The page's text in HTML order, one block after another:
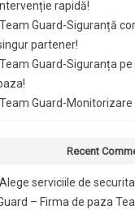
rapidă!
Team Guard-Siguranță
partener!
Team Guard-Siguranța
Team Guard-
Recent
Alege serviciile de
– Firma de paza